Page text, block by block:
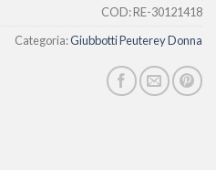
COD:RE-30121418
Categoria:Giubbotti Peuterey Donna